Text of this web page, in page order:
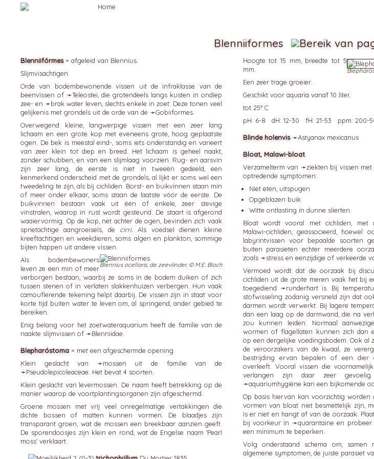
Blenniiformes
Blenniifórmes = afgeleid van Blennius.
Slijmvisachtigen
Orde van bodembewonende vissen uit de infraklasse van de
beenvissen of ➛Teleostei , die grotendeels langs kusten in ondiep
zee- en ➛brak water leven, slechts enkele in zoet. Deze tonen veel
gelijkenis met grondels uit de orde van de ➛Gobiiformes
Overwegend kleine, langwerpige vissen met een zeer lang
lichaam en een grote kop met eveneens grote, hoog geplaatste
ogen. De bek is meestal eind-, soms iets onderstandig en varieert
van zeer klein tot diep en breed. Het lichaam is geheel naakt,
zonder schubben, en van een slijmlaag voorzien. Rug- en aarsvin
zijn zeer lang, de eerste is niet in tweeën gedeeld, een
kenmerkend onderscheid met de grondels, al lijkt er soms wel een
tweedeling te zijn, als bij cichliden. Borst- en buikvinnen staan min
of meer onder elkaar, soms staan de laatste vóór de eerste. De
buikvinnen bestaan vaak uit één of enkele, zeer stevige
vinstralen, waarop in rust wordt gesteund. De staart is afgerond
waaiervormig. Op de kop, net achter de ogen, bevinden zich vaak
sprietachtige aangroeisels, de cirri. Als voedsel dienen kleine
kreeftachtigen en weekdieren, soms algen en plankton, sommige
bijten happen uit andere vissen.
Blennius ocellaris, de zeevlinder. © M.E. Bloch
Als bodembewoners
leven ze een min of meer
verborgen bestaan, waarbij ze soms in de bodem duiken of zich
tussen stenen of in verlaten slakkenhuizen verbergen. Hun vaak
camouflerende tekening helpt daarbij. De vissen zijn in staat voor
korte tijd buiten water te leven om, al springend, ander gebied te
bereiken.
Enig belang voor het zoetwateraquarium heeft de familie van de
naakte slijmvissen of ➛Blenniidae
Blepharóstoma = met een afgeschermde opening.
Klein geslacht van ➛mossen
➛Pseudolepicoleaceae . Het bevat 4 soorten.
Klein geslacht van levermossen. De naam heeft betrekking op de
manier waarop de voortplantingsorganen zijn afgeschermd.
Groene mossen met vrij veel onregelmatige vertakkingen die
dichte bossen of matten kunnen vormen. De blaadjes zijn
transparant groen, wat de mossen een breekbaar aanzien geeft.
De sporendoosjes zijn klein en rond, wat de Engelse naam 'Pearl
moss' verklaart.
Hoogte tot 15 mm, breedte tot 5
mm.
Een zeer trage groeier.
Geschikt voor aquaria vanaf 10 liter.
tot 25° C
pH: 6-8 dH: 12-30 fH: 21-53 ppm: 200-
Blinde holenvis➛Astyanaxmexicanus
Bloat, Malawi-bloat
Verzamelterm van ➛ziekten bij vissen
optredende symptomen:
Niet eten, uitspugen
Opgeblazen buik
Witte ontlasting in dunne slierten.
Bloat wordt vooral met cichliden, met
Malawi-cichliden, geassocieerd, hoewel
labyrintvissen voor bepaalde soorten
buiten parasieten echter meerdere
zoals ➛stressen eenzijdige of verkeerde
Vermoed wordt dat de oorzaak bij
cichliden uit de grote meren vaak het bij
toegediend ➛runderhartis. Bij
stofwisseling zodanig versneld zijn dat
darmen wordt verwerkt. Bij lagere
dan een laag op de darmwand, die na
zou kunnen leiden. Normaal
wormen of flagellaten kunnen zich dan
op een dergelijke voedingsbodem. Ook al
de veroorzakers van de kwaal, ze
bestrijding ervan bepalen of een
overleeft. Vooral vissen die
verlangen zijn daar zeer
➛aquariumhygiëne kan een bijkomende
Op basis hiervan kan voorzichtig worden
vormen van bloat niet besmettelijk zijn,
is er niet en hangt af van de oorzaak.
bij voorkeur in ➛quarantaine en probeer
een minimum te beperken.
Volg onderstaand schema om, samen
algemene symptomen, de juiste parasiet